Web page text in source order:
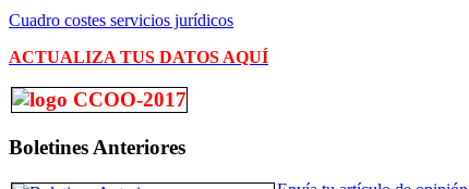
Cuadro costes servicios jurídicos
ACTUALIZA TUS DATOS AQUÍ
Boletines Anteriores